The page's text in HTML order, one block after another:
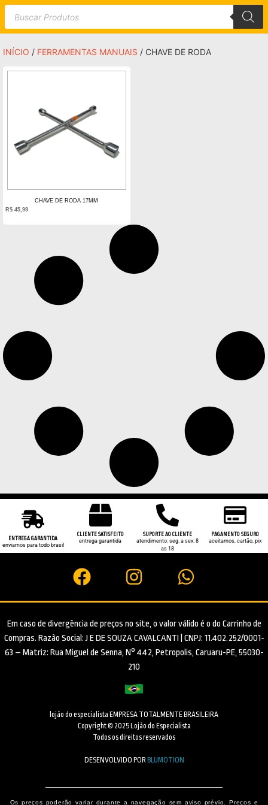
INÍCIO / FERRAMENTAS MANUAIS / CHAVE DE RODA
CHAVE DE RODA 17MM
R$ 45,99
ENTREGA GARANTIDA
enviamos para todo brasil
CLIENTE SATISFEITO
entrega garantida
SUPORTE AO CLIENTE
atendimento: seg. a sex: 8
as 18
PAGAMENTO SEGURO
aceitamos, cartão, pix
Em caso de divergência de preços no site, o valor válido é o do Carrinho de
Compras. Razão Social: J E DE SOUZA CAVALCANTI | CNPJ: 11.402.252/0001-
63 – Matriz: Rua Miguel de Senna, N° 442, Petropolis, Caruaru-PE, 55030-
210
lojão do especialista EMPRESA TOTALMENTE BRASILEIRA
Copyright © 2025 Lojão do Especialista
Todos os direitos reservados
DESENVOLVIDO POR BLUMOTION
Os preços poderão variar durante a navegação sem aviso prévio. Preços e